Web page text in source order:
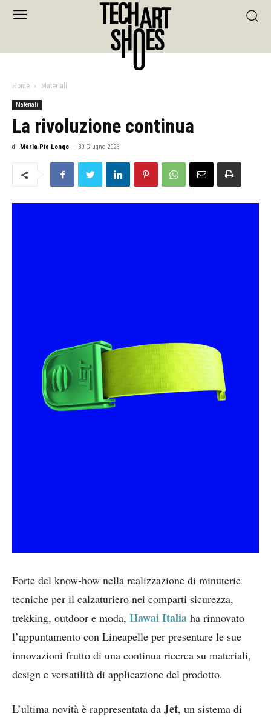
Home Materiali
Materiali
La rivoluzione continua
di Maria Pia Longo - 30 Giugno 2023
Forte del know-how nella realizzazione di minuterie
tecniche per il calzaturiero nei comparti sicurezza,
trekking, outdoor e moda, Hawai Italia ha rinnovato
l’appuntamento con Lineapelle per presentare le sue
innovazioni frutto di una continua ricerca su materiali,
design e versatilità di applicazione del prodotto.
L’ultima novità è rappresentata da Jet, un sistema di